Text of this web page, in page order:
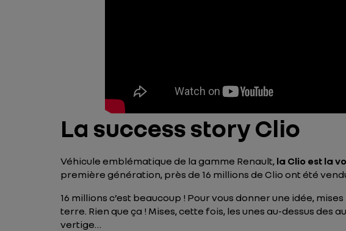
La success story Clio
Véhicule emblématique de la gamme Renault, la Clio est la
première génération, près de 16 millions de Clio ont été
16 millions c’est beaucoup ! Pour vous donner une idée,
terre. Rien que ça ! Mises, cette fois, les unes au-dessus
vertige…